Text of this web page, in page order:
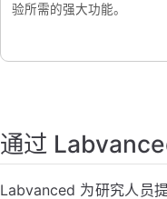
验所需的强大功能。
通过
Labvanced 为研究人员